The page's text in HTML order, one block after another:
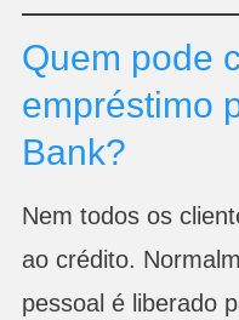
Quem pode
empréstimo
Bank?
Nem todos os
ao crédito.
pessoal é liberado